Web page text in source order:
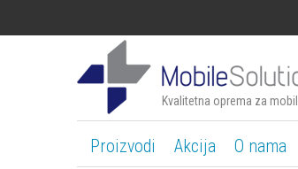
Kvalitetna oprema za
Proizvodi Akcija O nama